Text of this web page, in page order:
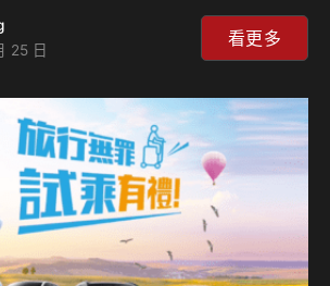
、財團法人車輛研究測試中心(ARTC)攜
在車輛研究測試中心試車場舉辦節能駕駛
汽車及財團法人車輛研究測試中心
程講師與教練，運用豐富的教材全面講解
節能駕駛技巧，同時因應冷鏈物流需求的
汽車邀請邰利股份有限公司講師於活動…
25 日
看更多